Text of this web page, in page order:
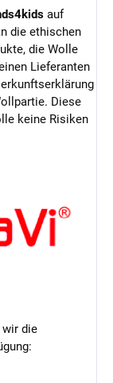
auf
die ethischen
die Wolle
Lieferanten
Diese
keine Risiken
wir die